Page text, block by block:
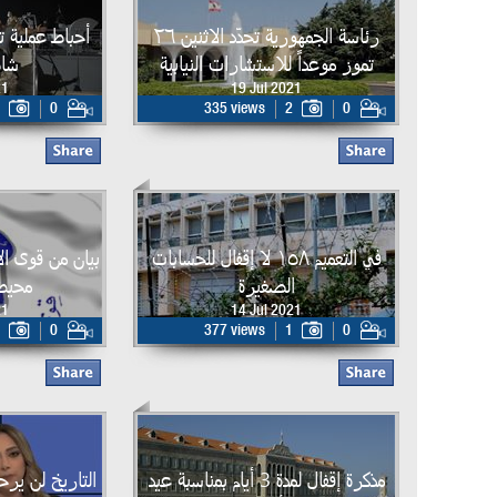
رئاسة الجمهورية تحدّد الاثنين ٢٦
تموز موعداً للاستشارات النيابية
19 Jul 2021
335 views
2 0
أحباط
0
في التعميم ١٥٨ لا إقفال للحسابات
الصغيرة
14 Jul 2021
377 views
1 0
بيان من قوى
0
مذكرة إقفال لمدة 3 أيام بمناسبة عيد
التاريخ لن